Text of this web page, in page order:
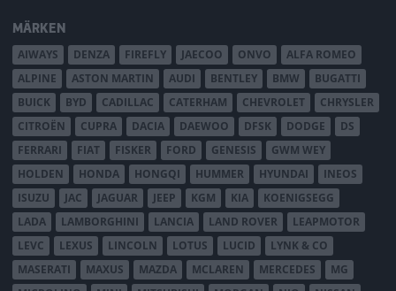
MÄRKEN
AIWAYS DENZA FIREFLY JAECOO ONVO
ALFA ROMEO
ALPINE
ASTON MARTIN AUDI BENTLEY BMW
BUGATTI
BUICK
BYD CADILLAC CATERHAM CHEVROLET
CHRYSLER
CITROËN
CUPRA DACIA DAEWOO DFSK DODGE
DS
FERRARI
FIAT FISKER FORD GENESIS
GWM WEY
HOLDEN
HONDA HONGQI HUMMER HYUNDAI
INEOS
ISUZU
JAC JAGUAR JEEP KGM KIA
KOENIGSEGG
LADA
LAMBORGHINI LANCIA LAND ROVER
LEAPMOTOR
LEVC
LEXUS LINCOLN LOTUS LUCID
LYNK & CO
MASERATI
MAXUS MAZDA MCLAREN MERCEDES
MG